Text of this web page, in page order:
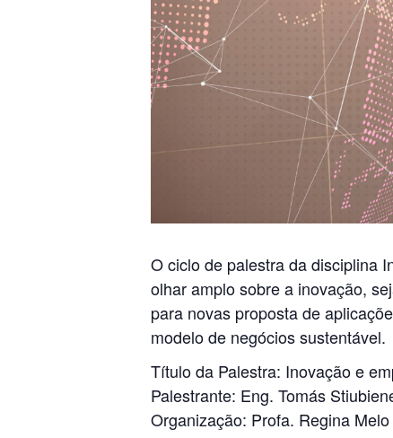
O ciclo de palestra da disciplina
olhar amplo sobre a inovação,
para novas proposta de
modelo de negócios sustentável.
Título da Palestra: Inovação e
Palestrante: Eng. Tomás
Organização: Profa. Regina